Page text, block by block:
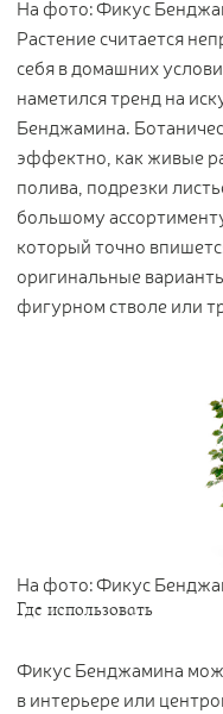
На фото: Фикус
Растение считается
себя в домашних
наметился тренд на
Бенджамина.
эффектно, как живые
полива, подрезки
большому
который точно
оригинальные
фигурном стволе или
На фото: Фикус
Где использовать
Фикус Бенджамина
в интерьере или